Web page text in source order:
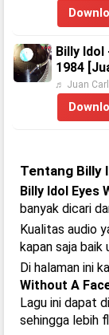
Billy Idol
1984
♬ Juan
Tentang Billy
Billy Idol Eyes
banyak dicari
Kualitas audio
kapan saja baik
Di halaman ini
Without A
Lagu ini dapat
sehingga lebih